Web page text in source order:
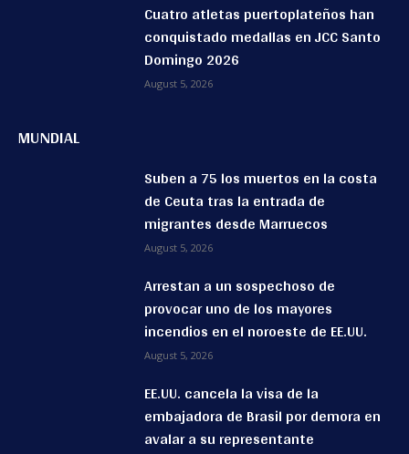
Cuatro atletas puertoplateños han
conquistado medallas en JCC Santo
Domingo 2026
August 5, 2026
MUNDIAL
Suben a 75 los muertos en la costa
de Ceuta tras la entrada de
migrantes desde Marruecos
August 5, 2026
Arrestan a un sospechoso de
provocar uno de los mayores
incendios en el noroeste de EE.UU.
August 5, 2026
EE.UU. cancela la visa de la
embajadora de Brasil por demora en
avalar a su representante